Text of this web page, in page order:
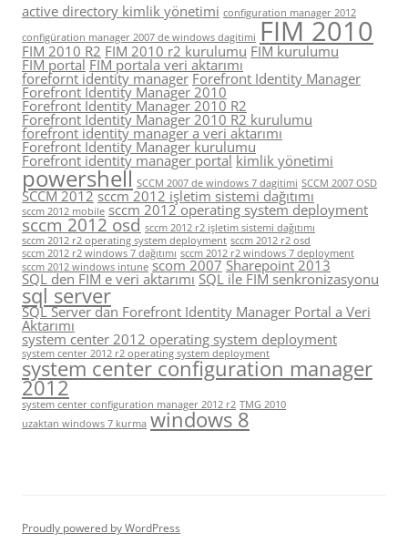
active directory kimlik yönetimi configuration manager 2012
configüration manager 2007 de windows dagitimi FIM 2010
FIM 2010 R2 FIM 2010 r2 kurulumu FIM kurulumu
FIM portal FIM portala veri aktarımı
forefornt identity manager Forefront Identity Manager
Forefront Identity Manager 2010
Forefront Identity Manager 2010 R2
Forefront Identity Manager 2010 R2 kurulumu
forefront identity manager a veri aktarımı
Forefront Identity Manager kurulumu
Forefront identity manager portal kimlik yönetimi
powershell SCCM 2007 de windows 7 dagitimi SCCM 2007 OSD
SCCM 2012 sccm 2012 işletim sistemi dağıtımı
sccm 2012 mobile sccm 2012 operating system deployment
sccm 2012 osd sccm 2012 r2 işletim sistemi dağıtımı
sccm 2012 r2 operating system deployment sccm 2012 r2 osd
sccm 2012 r2 windows 7 dağıtımı sccm 2012 r2 windows 7 deployment
sccm 2012 windows intune scom 2007 Sharepoint 2013
SQL den FIM e veri aktarımı SQL ile FIM senkronizasyonu
sql server
SQL Server dan Forefront Identity Manager Portal a Veri
Aktarımı
system center 2012 operating system deployment
system center 2012 r2 operating system deployment
system center configuration manager
2012
system center configuration manager 2012 r2 TMG 2010
uzaktan windows 7 kurma windows 8
Proudly powered by WordPress